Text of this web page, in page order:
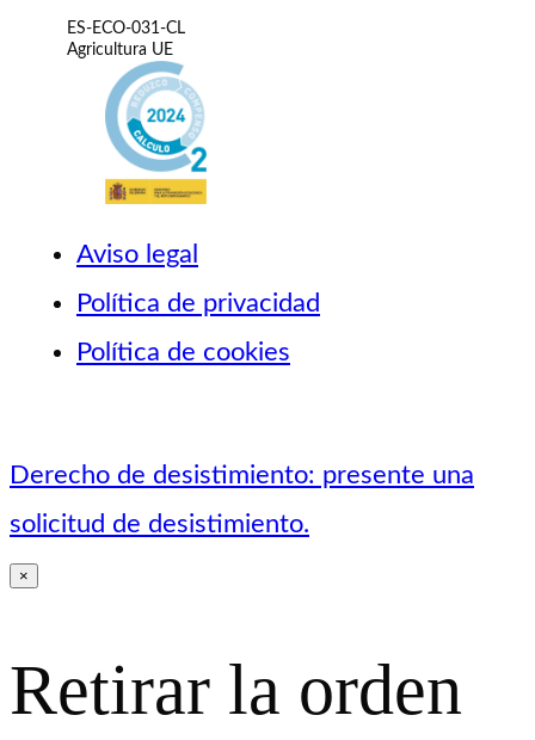
ES-ECO-031-CL
Agricultura UE
Aviso legal
Política de privacidad
Política de cookies
Derecho de desistimiento: presente una
solicitud de desistimiento.
×
Retirar la orden